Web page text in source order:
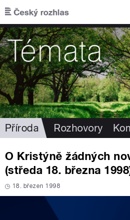
Přejít k hlavnímu obsahu
Příroda Rozhovory
O Kristýně žádných
(středa 18. března
18. březen 1998